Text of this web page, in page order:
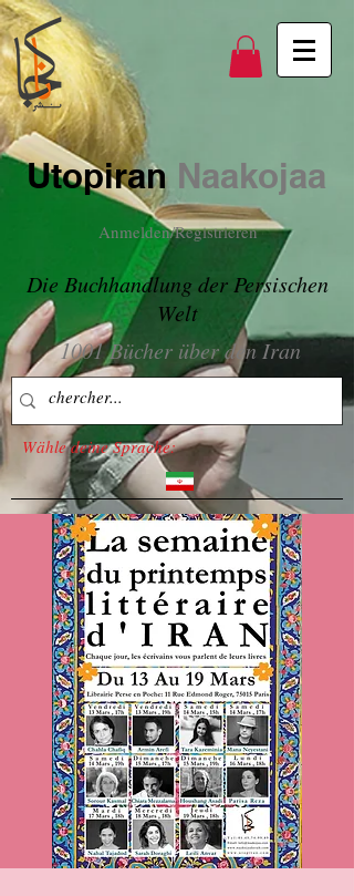
Utopiran Naakojaa
Anmelden/Registrieren
Die Buchhandlung der Persischen
Welt
1001 Bücher über den Iran
Wähle deine Sprache: